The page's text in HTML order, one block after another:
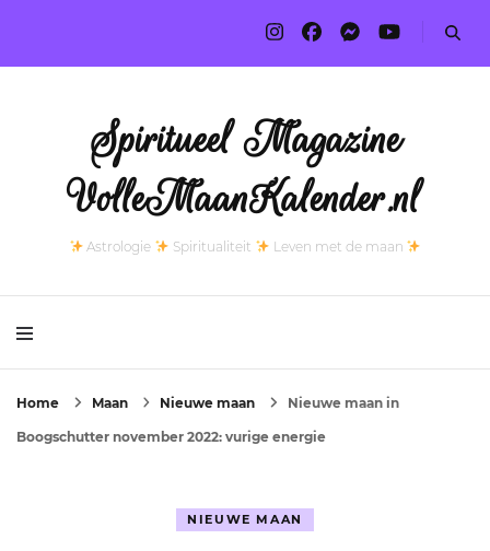
Spiritueel Magazine
VolleMaanKalender.nl
Astrologie Spiritualiteit Leven met de maan
Home Maan Nieuwe maan Nieuwe maan in
Boogschutter november 2022: vurige energie
NIEUWE MAAN